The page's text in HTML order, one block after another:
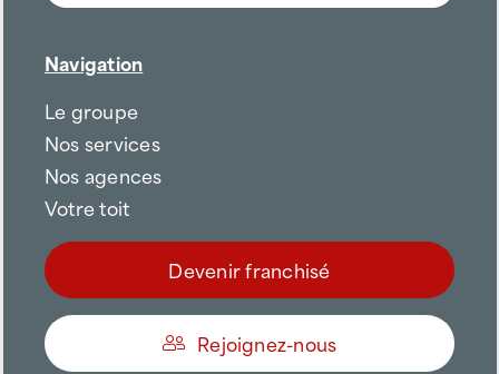
Navigation
Le groupe
Nos services
Nos agences
Votre toit
Devenir franchisé
Rejoignez-nous